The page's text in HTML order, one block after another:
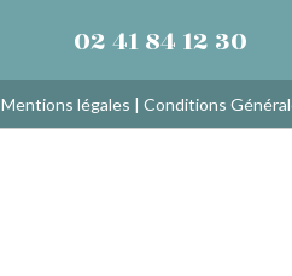
02 41 84 12 30
Mentions légales | Conditions